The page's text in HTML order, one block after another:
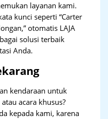
layanan kami.
kunci seperti “Carter
otomatis LAJA
solusi terbaik
Anda.
kendaraan untuk
acara khusus?
kepada kami, karena